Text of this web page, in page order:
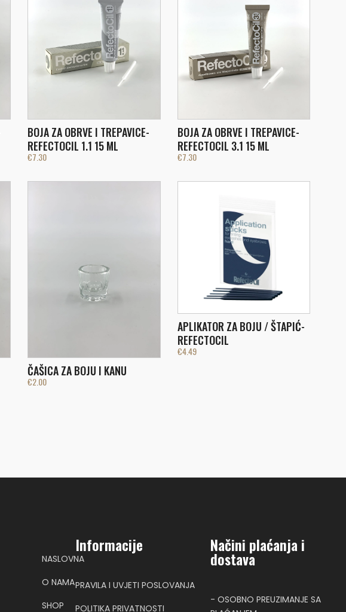
BOJA ZA OBRVE I TREPAVICE-
REFECTOCIL 1.1 15 ML
€7.30
BOJA ZA OBRVE I TREPAVICE-
REFECTOCIL 3.1 15 ML
€7.30
ČAŠICA ZA BOJU I KANU
€2.00
APLIKATOR ZA BOJU / ŠTAPIĆ-
REFECTOCIL
€4.49
NASLOVNA
O NAMA
SHOP
Informacije
PRAVILA I UVJETI POSLOVANJA
POLITIKA PRIVATNOSTI
Načini plaćanja i
dostava
- OSOBNO PREUZIMANJE SA